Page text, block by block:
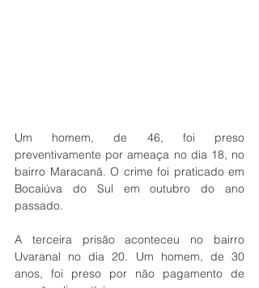
Um homem, de 46, foi preso
preventivamente por ameaça no dia 18, no
bairro Maracanã. O crime foi praticado em
Bocaiúva do Sul em outubro do ano
passado.
A terceira prisão aconteceu no bairro
Uvaranal no dia 20. Um homem, de 30
anos, foi preso por não pagamento de